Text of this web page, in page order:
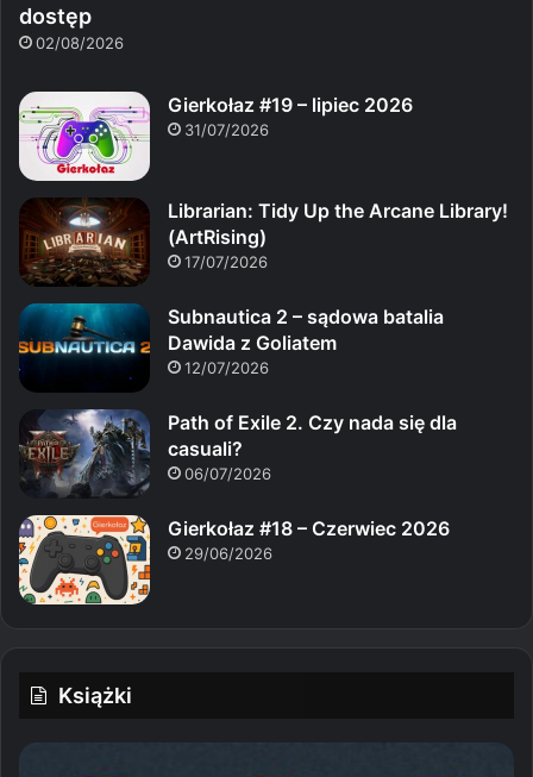
dostęp
02/08/2026
Gierkołaz #19 – lipiec 2026
31/07/2026
Librarian: Tidy Up the Arcane Library!
(ArtRising)
17/07/2026
Subnautica 2 – sądowa batalia
Dawida z Goliatem
12/07/2026
Path of Exile 2. Czy nada się dla
casuali?
06/07/2026
Gierkołaz #18 – Czerwiec 2026
29/06/2026
Książki